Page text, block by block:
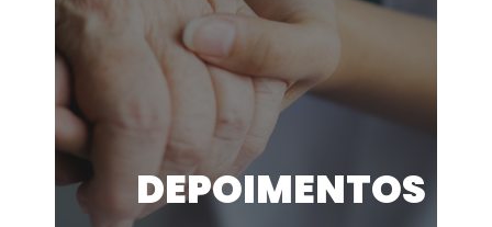
DEPOIMENTOS